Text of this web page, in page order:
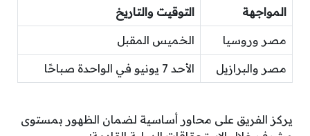
المواجهة التوقيت والتاريخ
مصر وروسيا الخميس المقبل
مصر والبرازيل الأحد 7 يونيو في الواحدة صباحًا
يركز الفريق على محاور أساسية لضمان الظهور بمستوى